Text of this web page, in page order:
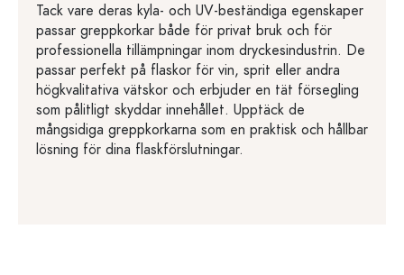
Tack vare deras kyla- och UV-beständiga egenskaper
passar greppkorkar både för privat bruk och för
professionella tillämpningar inom dryckesindustrin. De
passar perfekt på flaskor för vin, sprit eller andra
högkvalitativa vätskor och erbjuder en tät försegling
som pålitligt skyddar innehållet. Upptäck de
mångsidiga greppkorkarna som en praktisk och hållbar
lösning för dina flaskförslutningar.